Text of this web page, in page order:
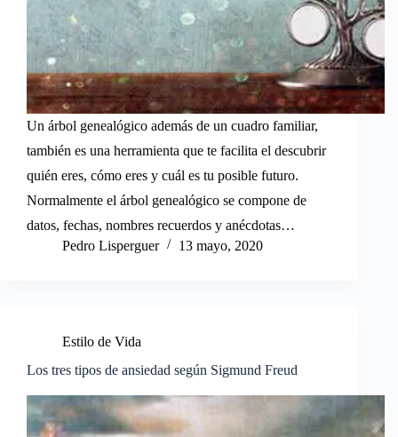
Un árbol genealógico además de un cuadro familiar,
también es una herramienta que te facilita el descubrir
quién eres, cómo eres y cuál es tu posible futuro.
Normalmente el árbol genealógico se compone de
datos, fechas, nombres recuerdos y anécdotas…
Pedro Lisperguer
13 mayo, 2020
Estilo de Vida
Los tres tipos de ansiedad según Sigmund Freud